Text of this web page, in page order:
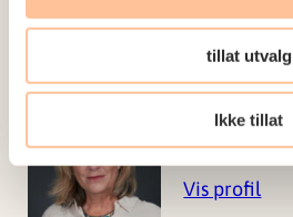
tillat utvalg
Ikke tillat
Thoresen, Siri
Vis profil